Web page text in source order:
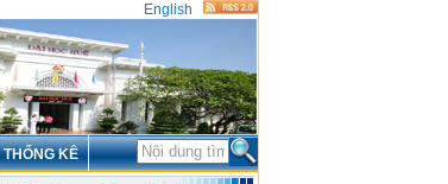
English
THỐNG KÊ